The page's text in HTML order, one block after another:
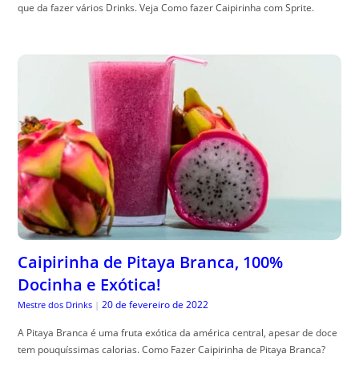
que da fazer vários Drinks. Veja Como fazer Caipirinha com Sprite.
Caipirinha de Pitaya Branca, 100%
Docinha e Exótica!
Mestre dos Drinks | 20 de fevereiro de 2022
A Pitaya Branca é uma fruta exótica da américa central, apesar de doce
tem pouquíssimas calorias. Como Fazer Caipirinha de Pitaya Branca?